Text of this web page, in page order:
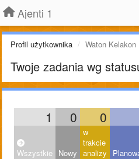
Ajenti 1
Profil użytkownika Waton Kelakon
Twoje zadania wg
1 0 0
Wszystkie Nowy
w
trakcie
analizy